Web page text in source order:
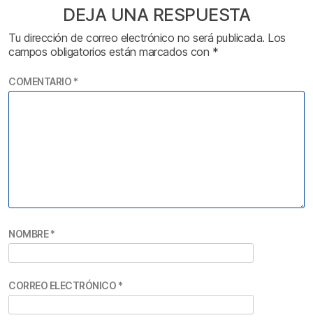
DEJA UNA RESPUESTA
Tu dirección de correo electrónico no será publicada. Los
campos obligatorios están marcados con *
COMENTARIO *
NOMBRE*
CORREO ELECTRÓNICO *